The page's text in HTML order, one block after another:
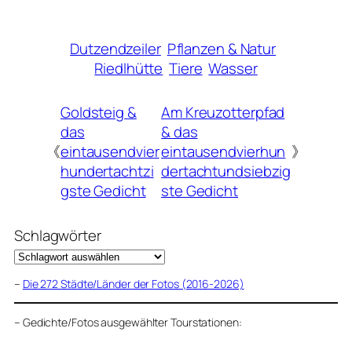
Dutzendzeiler Pflanzen & Natur
Riedlhütte Tiere Wasser
《
Goldsteig &
das
eintausendvier
hundertachtzi
gste Gedicht
Am Kreuzotterpfad
& das
eintausendvierhun
dertachtundsiebzig
ste Gedicht
》
Schlagwörter
– Die 272 Städte/Länder der Fotos (2016-2026)
– Gedichte/Fotos ausgewählter Tourstationen: